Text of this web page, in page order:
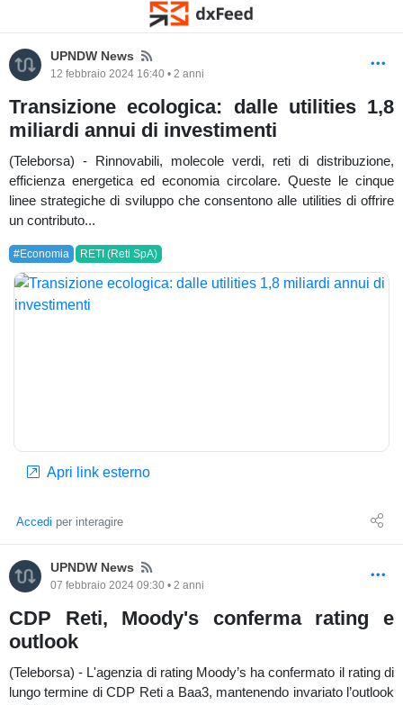
UPNDW News News
12 febbraio 2024 16:40 • 2 anni
Transizione ecologica: dalle utilities 1,8
miliardi annui di investimenti
(Teleborsa) - Rinnovabili, molecole verdi, reti di distribuzione,
efficienza energetica ed economia circolare. Queste le cinque
linee strategiche di sviluppo che consentono alle utilities di offrire
un contributo...
#Economia RETI (Reti SpA)
Apri link esterno
Accedi per interagire
UPNDW News News
07 febbraio 2024 09:30 • 2 anni
CDP Reti, Moody's conferma rating e
outlook
(Teleborsa) - L'agenzia di rating Moody’s ha confermato il rating di
lungo termine di CDP Reti a Baa3, mantenendo invariato l’outlook